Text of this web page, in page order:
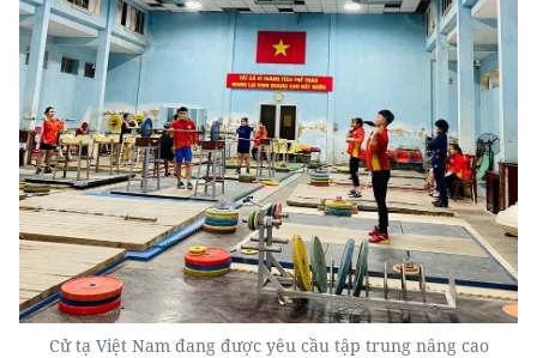
Cử tạ Việt Nam đang được yêu cầu tập trung nâng cao